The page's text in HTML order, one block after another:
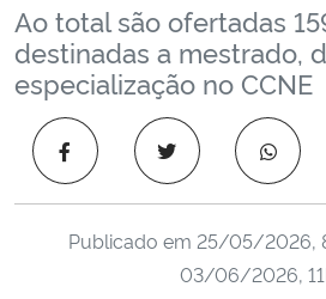
Ministério da Cidadania
Ministério da Saúde
Ministério de Minas e Energia
Ministério do Meio Ambiente
Ao total são ofertadas
destinadas a mestrado,
especialização no CCNE
Publicado em 25/05/2026,
03/06/2026,